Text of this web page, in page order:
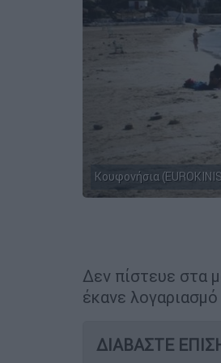
Κουφονήσια
Δεν πίστευε στα
έκανε λογαριασμό
ΔΙΑΒΑΣΤΕ